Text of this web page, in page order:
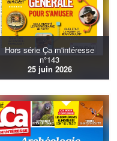
Hors série Ça m'intéresse
n°143
25 juin 2026